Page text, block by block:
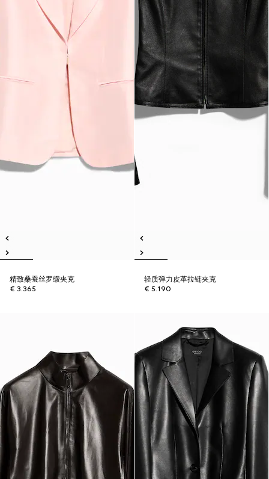
精致桑蚕丝罗缎夹克
€ 3.365
轻质弹力皮革拉链夹克
€ 5.190